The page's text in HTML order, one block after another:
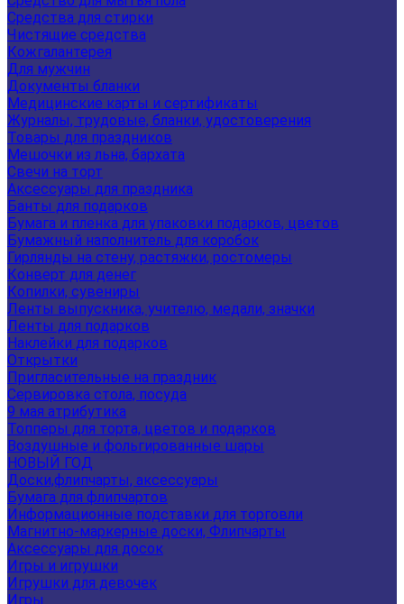
Средства для стирки
Чистящие средства
Кожгалантерея
Для мужчин
Документы бланки
Медицинские карты и сертификаты
Журналы, трудовые, бланки, удостоверения
Товары для праздников
Мешочки из льна, бархата
Свечи на торт
Аксессуары для праздника
Банты для подарков
Бумага и пленка для упаковки подарков, цветов
Бумажный наполнитель для коробок
Гирлянды на стену, растяжки, ростомеры
Конверт для денег
Копилки, сувениры
Ленты выпускника, учителю, медали, значки
Ленты для подарков
Наклейки для подарков
Открытки
Пригласительные на праздник
Сервировка стола, посуда
9 мая атрибутика
Топперы для торта, цветов и подарков
Воздушные и фольгированные шары
НОВЫЙ ГОД
Доски,флипчарты, аксессуары
Бумага для флипчартов
Информационные подставки для торговли
Магнитно-маркерные доски, Флипчарты
Аксессуары для досок
Игры и игрушки
Игрушки для девочек
Игры